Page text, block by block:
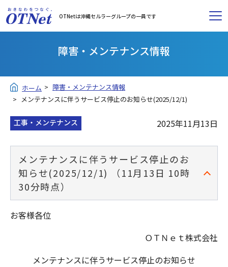
OTNetは沖縄セルラーグループの一員です
障害・メンテナンス情報
ホーム
障害・メンテナンス情報
メンテナンスに伴うサービス停止のお知らせ(2025/12/1)
工事・メンテナンス 2025年11月13日
メンテナンスに伴うサービス停止のお
知らせ(2025/12/1) （11月13日 10時
30分時点）
お客様各位
ＯＴＮｅｔ株式会社
メンテナンスに伴うサービス停止のお知らせ